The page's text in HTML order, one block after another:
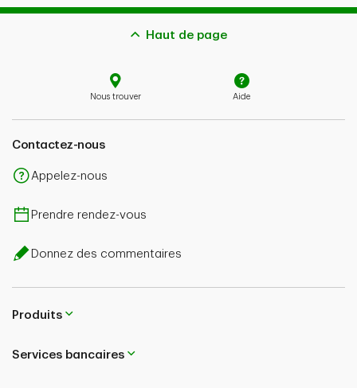
Haut de page
Nous trouver Aide
Contactez-nous
Appelez-nous
Prendre rendez-vous
Donnez des commentaires
Produits
Services bancaires